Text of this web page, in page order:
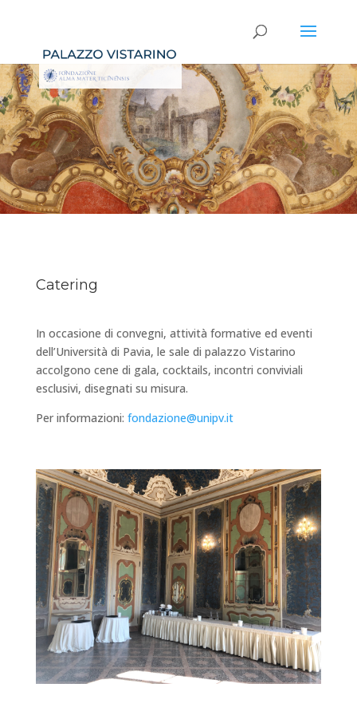
Catering
In occasione di convegni, attività formative ed eventi
dell’Università di Pavia, le sale di palazzo Vistarino
accolgono cene di gala, cocktails, incontri conviviali
esclusivi, disegnati su misura.
Per informazioni: fondazione@unipv.it